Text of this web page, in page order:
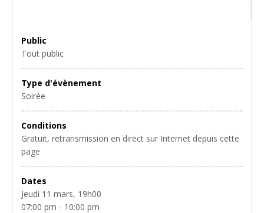
Public
Tout public
Type d'évènement
Soirée
Conditions
Gratuit, retransmission en direct sur Internet depuis cette
page
Dates
Jeudi 11 mars, 19h00
07:00 pm - 10:00 pm